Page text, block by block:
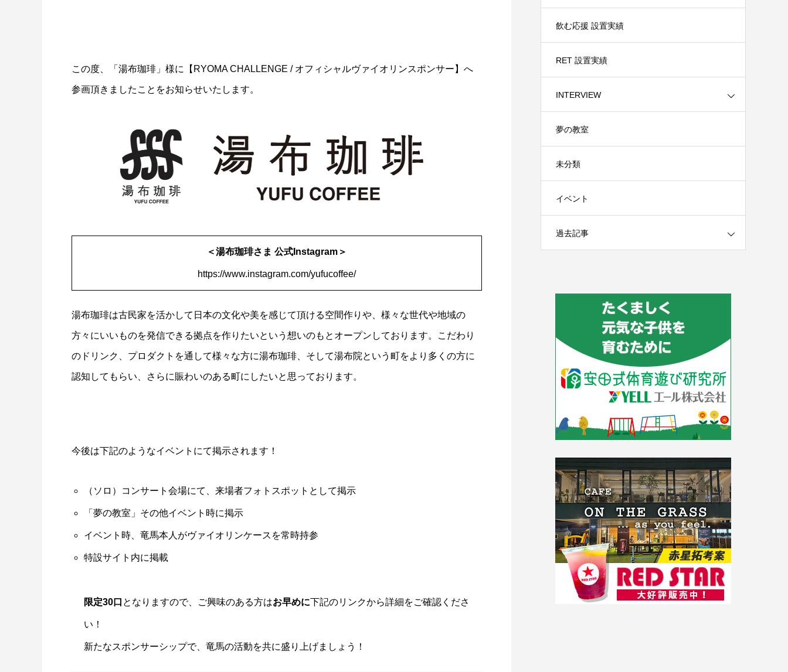
この度、「湯布珈琲」様に【RYOMA CHALLENGE / オフィシャルヴァイオリンスポンサー】へ
参画頂きましたことをお知らせいたします。
＜湯布珈琲さま 公式Instagram＞
https://www.instagram.com/yufucoffee/
湯布珈琲は古民家を活かして日本の文化や美を感じて頂ける空間作りや、様々な世代や地域の
方々にいいものを発信できる拠点を作りたいという想いのもとオープンしております。こだわり
のドリンク、プロダクトを通して様々な方に湯布珈琲、そして湯布院という町をより多くの方に
認知してもらい、さらに賑わいのある町にしたいと思っております。
今後は下記のようなイベントにて掲示されます！
（ソロ）コンサート会場にて、来場者フォトスポットとして掲示
「夢の教室」その他イベント時に掲示
イベント時、竜馬本人がヴァイオリンケースを常時持参
特設サイト内に掲載
限定30口 となりますので、ご興味のある方はお早めに下記のリンクから詳細をご確認くださ
い！
新たなスポンサーシップで、竜馬の活動を共に盛り上げましょう！
飲む応援 設置実績
RET 設置実績
INTERVIEW
夢の教室
未分類
イベント
過去記事